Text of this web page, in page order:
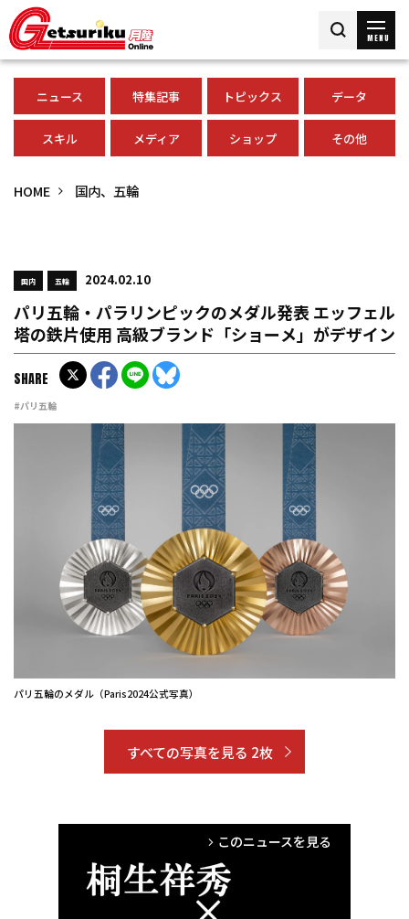
MENU
ニュース 特集記事 トピックス データ
スキル メディア ショップ その他
HOME 国内、五輪
国内 五輪 2024.02.10
パリ五輪・パラリンピックのメダル発表 エッフェル
塔の鉄片使用 高級ブランド「ショーメ」がデザイン
#パリ五輪
SHARE
パリ五輪のメダル（Paris2024公式写真）
すべての写真を見る 2枚
arrow_forward_ios このニュースを見る